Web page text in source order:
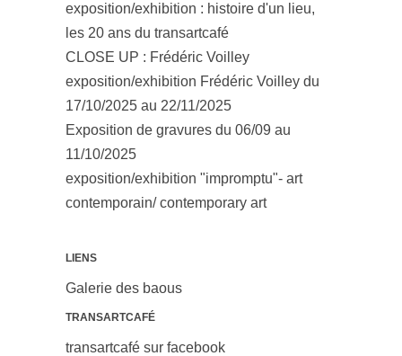
exposition/exhibition : histoire d'un lieu,
les 20 ans du transartcafé
CLOSE UP : Frédéric Voilley
exposition/exhibition Frédéric Voilley du
17/10/2025 au 22/11/2025
Exposition de gravures du 06/09 au
11/10/2025
exposition/exhibition "impromptu"- art
contemporain/ contemporary art
LIENS
Galerie des baous
TRANSARTCAFÉ
transartcafé sur facebook